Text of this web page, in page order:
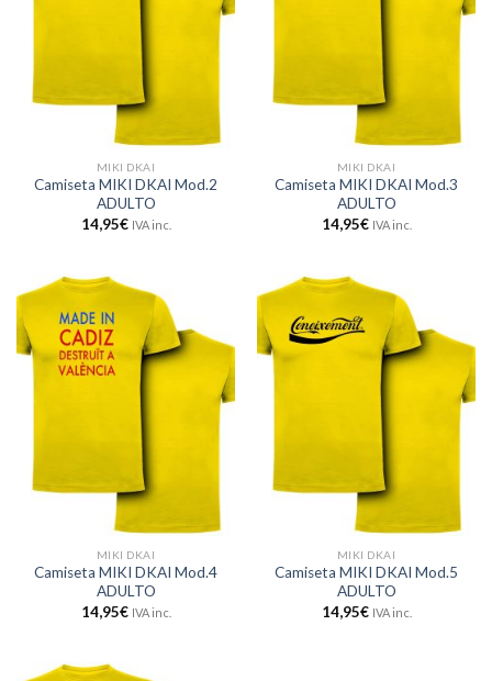
MIKI DKAI
Camiseta MIKI DKAI Mod.2
ADULTO
14,95€ IVA inc.
MIKI DKAI
Camiseta MIKI DKAI Mod.3
ADULTO
14,95€ IVA inc.
MIKI DKAI
Camiseta MIKI DKAI Mod.4
ADULTO
14,95€ IVA inc.
MIKI DKAI
Camiseta MIKI DKAI Mod.5
ADULTO
14,95€ IVA inc.